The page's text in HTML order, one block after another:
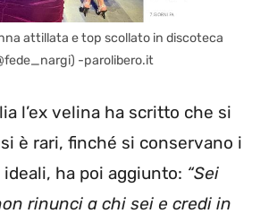
attillata e top scollato in discoteca
-parolibero.it
l’ex velina ha scritto che si
è rari, finché si conservano i
ha poi aggiunto: “Sei
rinunci a chi sei e credi in